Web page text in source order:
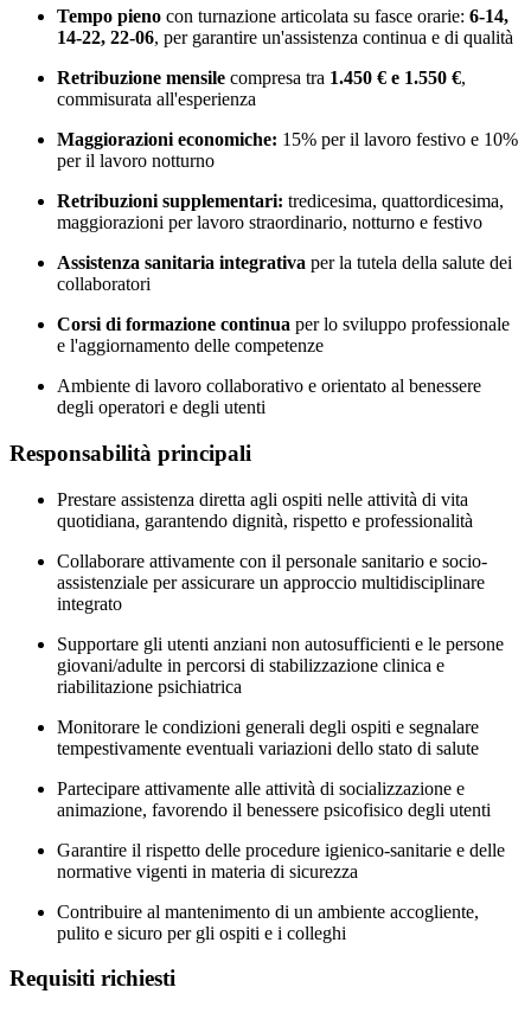
Tempo pieno con turnazione articolata su fasce orarie: 6-14,
14-22, 22-06, per garantire un'assistenza continua e di qualità
Retribuzione mensile compresa tra 1.450 € e 1.550 €,
commisurata all'esperienza
Maggiorazioni economiche: 15% per il lavoro festivo e 10%
per il lavoro notturno
Retribuzioni supplementari: tredicesima, quattordicesima,
maggiorazioni per lavoro straordinario, notturno e festivo
Assistenza sanitaria integrativa per la tutela della salute dei
collaboratori
Corsi di formazione continua per lo sviluppo professionale
e l'aggiornamento delle competenze
Ambiente di lavoro collaborativo e orientato al benessere
degli operatori e degli utenti
Responsabilità principali
Prestare assistenza diretta agli ospiti nelle attività di vita
quotidiana, garantendo dignità, rispetto e professionalità
Collaborare attivamente con il personale sanitario e socio-
assistenziale per assicurare un approccio multidisciplinare
integrato
Supportare gli utenti anziani non autosufficienti e le persone
giovani/adulte in percorsi di stabilizzazione clinica e
riabilitazione psichiatrica
Monitorare le condizioni generali degli ospiti e segnalare
tempestivamente eventuali variazioni dello stato di salute
Partecipare attivamente alle attività di socializzazione e
animazione, favorendo il benessere psicofisico degli utenti
Garantire il rispetto delle procedure igienico-sanitarie e delle
normative vigenti in materia di sicurezza
Contribuire al mantenimento di un ambiente accogliente,
pulito e sicuro per gli ospiti e i colleghi
Requisiti richiesti